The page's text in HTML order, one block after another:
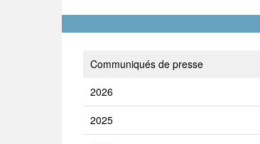
Communiqués de presse
2026
2025